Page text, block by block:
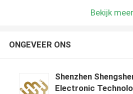
Bekijk meer
ONGEVEER ONS
Shenzhen
Electronic